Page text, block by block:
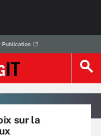
Publication
sur la